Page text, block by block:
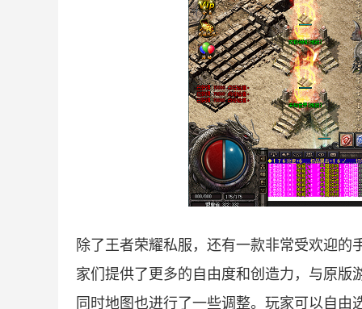
除了王者荣耀私服，还有一款非常受欢迎
家们提供了更多的自由度和创造力，与原
同时地图也进行了一些调整。玩家可以自